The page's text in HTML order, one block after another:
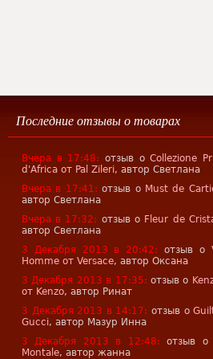
Последние отзывы о товарах
Вчера в 17:48: отзыв оCollezione
d'Africa от Pal Zileri, автор Светлана
Вчера в 17:41: отзыв о Must de
автор Светлана
Вчера в 17:32: отзыв о Fleur de
автор Светлана
3 Декабря 2013 в 20:42: отзыв о
Homme от Versace, автор Оксана
3 Декабря 2013 в 17:35: отзыв о
от Kenzo, автор Ринат
3 Декабря 2013 в 14:17: отзыв о
Gucci, автор Мазур Инна
3 Декабря 2013 в 12:48: отзыв
Montale, автор жанна